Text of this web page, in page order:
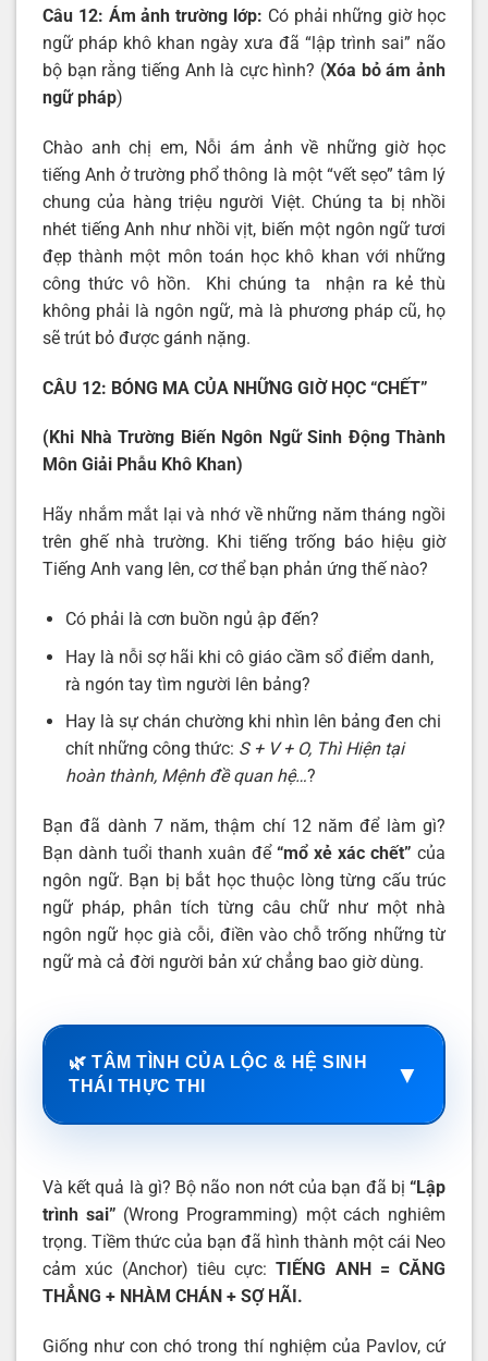
Câu 12: Ám ảnh trường lớp: Có phải những giờ học
ngữ pháp khô khan ngày xưa đã “lập trình sai” não
bộ bạn rằng tiếng Anh là cực hình? (Xóa bỏ ám ảnh
ngữ pháp)
Chào anh chị em, Nỗi ám ảnh về những giờ học
tiếng Anh ở trường phổ thông là một “vết sẹo” tâm lý
chung của hàng triệu người Việt. Chúng ta bị nhồi
nhét tiếng Anh như nhồi vịt, biến một ngôn ngữ tươi
đẹp thành một môn toán học khô khan với những
công thức vô hồn. Khi chúng ta nhận ra kẻ thù
không phải là ngôn ngữ, mà là phương pháp cũ, họ
sẽ trút bỏ được gánh nặng.
CÂU 12: BÓNG MA CỦA NHỮNG GIỜ HỌC “CHẾT”
(Khi Nhà Trường Biến Ngôn Ngữ Sinh Động Thành
Môn Giải Phẫu Khô Khan)
Hãy nhắm mắt lại và nhớ về những năm tháng ngồi
trên ghế nhà trường. Khi tiếng trống báo hiệu giờ
Tiếng Anh vang lên, cơ thể bạn phản ứng thế nào?
Có phải là cơn buồn ngủ ập đến?
Hay là nỗi sợ hãi khi cô giáo cầm sổ điểm danh,
rà ngón tay tìm người lên bảng?
Hay là sự chán chường khi nhìn lên bảng đen chi
chít những công thức: S + V + O, Thì Hiện tại
hoàn thành, Mệnh đề quan hệ…?
Bạn đã dành 7 năm, thậm chí 12 năm để làm gì?
Bạn dành tuổi thanh xuân để “mổ xẻ xác chết” của
ngôn ngữ. Bạn bị bắt học thuộc lòng từng cấu trúc
ngữ pháp, phân tích từng câu chữ như một nhà
ngôn ngữ học già cỗi, điền vào chỗ trống những từ
ngữ mà cả đời người bản xứ chẳng bao giờ dùng.
🌿 TÂM TÌNH CỦA LỘC & HỆ SINH
THÁI THỰC THI
▼
Và kết quả là gì? Bộ não non nớt của bạn đã bị “Lập
trình sai” (Wrong Programming) một cách nghiêm
trọng. Tiềm thức của bạn đã hình thành một cái Neo
cảm xúc (Anchor) tiêu cực:TIẾNG ANH = CĂNG
THẲNG + NHÀM CHÁN + SỢ HÃI.
Giống như con chó trong thí nghiệm của Pavlov, cứ